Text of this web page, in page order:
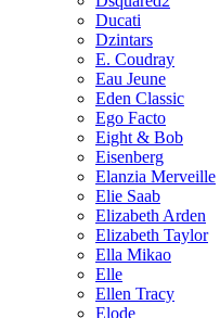
Ducati
Dzintars
E. Coudray
Eau Jeune
Eden Classic
Ego Facto
Eight & Bob
Eisenberg
Elanzia Merveille
Elie Saab
Elizabeth Arden
Elizabeth Taylor
Ella Mikao
Elle
Ellen Tracy
Elode